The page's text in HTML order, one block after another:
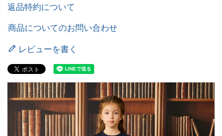
返品特約について
商品についてのお問い合わせ
レビューを書く